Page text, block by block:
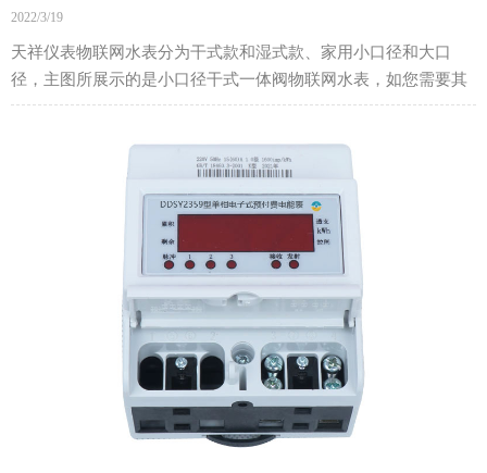
2022/3/19
天祥仪表物联网水表分为干式款和湿式款、家用小口径和大口
径，主图所展示的是小口径干式一体阀物联网水表，如您需要其
他型号，欢迎来电咨询。